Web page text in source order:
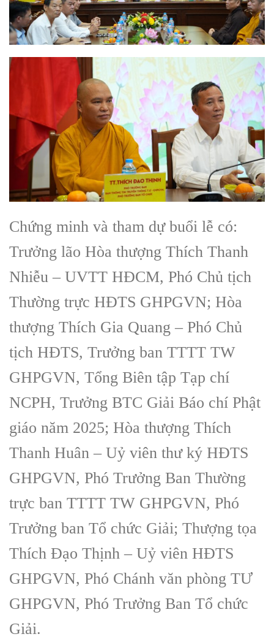
Chứng minh và tham dự buổi lễ có:
Trưởng lão Hòa thượng Thích Thanh
Nhiễu – UVTT HĐCM, Phó Chủ tịch
Thường trực HĐTS GHPGVN; Hòa
thượng Thích Gia Quang – Phó Chủ
tịch HĐTS, Trưởng ban TTTT TW
GHPGVN, Tổng Biên tập Tạp chí
NCPH, Trưởng BTC Giải Báo chí Phật
giáo năm 2025; Hòa thượng Thích
Thanh Huân – Uỷ viên thư ký HĐTS
GHPGVN, Phó Trưởng Ban Thường
trực ban TTTT TW GHPGVN, Phó
Trưởng ban Tổ chức Giải; Thượng tọa
Thích Đạo Thịnh – Uỷ viên HĐTS
GHPGVN, Phó Chánh văn phòng TƯ
GHPGVN, Phó Trưởng Ban Tổ chức
Giải.